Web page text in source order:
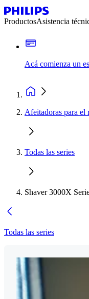
ProductosAsistencia
Acá comienza un
Afeitadoras para el
Todas las series
Shaver 3000X
Todas las series